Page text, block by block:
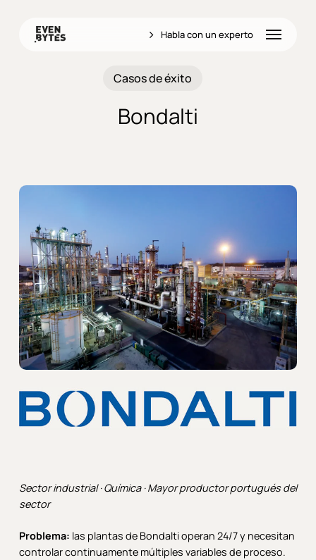
Habla con un experto Menu
Casos de éxito
Bondalti
Sector industrial · Química · Mayor productor portugués del
sector
Problema: las plantas de Bondalti operan 24/7 y necesitan
controlar continuamente múltiples variables de proceso.